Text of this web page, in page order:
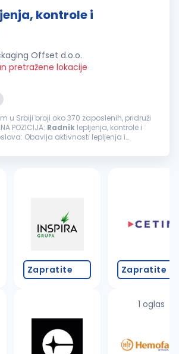
kontrole i
Offset d.o.o.
pretražene lokacije
u Srbiji broji oko 370 zaposlenih, pridruži
POZICIJA: Radnik lepljenja, kontrole i
lepljenja i
Zapratite Zapratite
1 oglas